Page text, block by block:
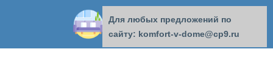
КОМФОРТ В ДОМЕ
Для любых предложений по
сайту: komfort-v-dome@cp9.ru